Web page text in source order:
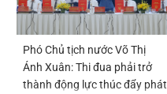
Phó Chủ tịch nước Võ Thị
Ánh Xuân: Thi đua phải trở
thành động lực thúc đẩy phát